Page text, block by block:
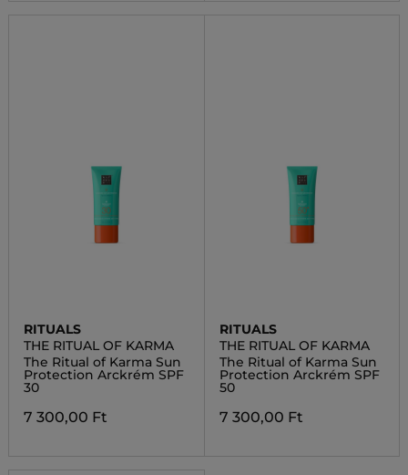
RITUALS
THE RITUAL OF KARMA
The Ritual of Karma Sun
Protection Arckrém SPF
30
7 300,00 Ft
RITUALS
THE RITUAL OF KARMA
The Ritual of Karma Sun
Protection Arckrém SPF
50
7 300,00 Ft